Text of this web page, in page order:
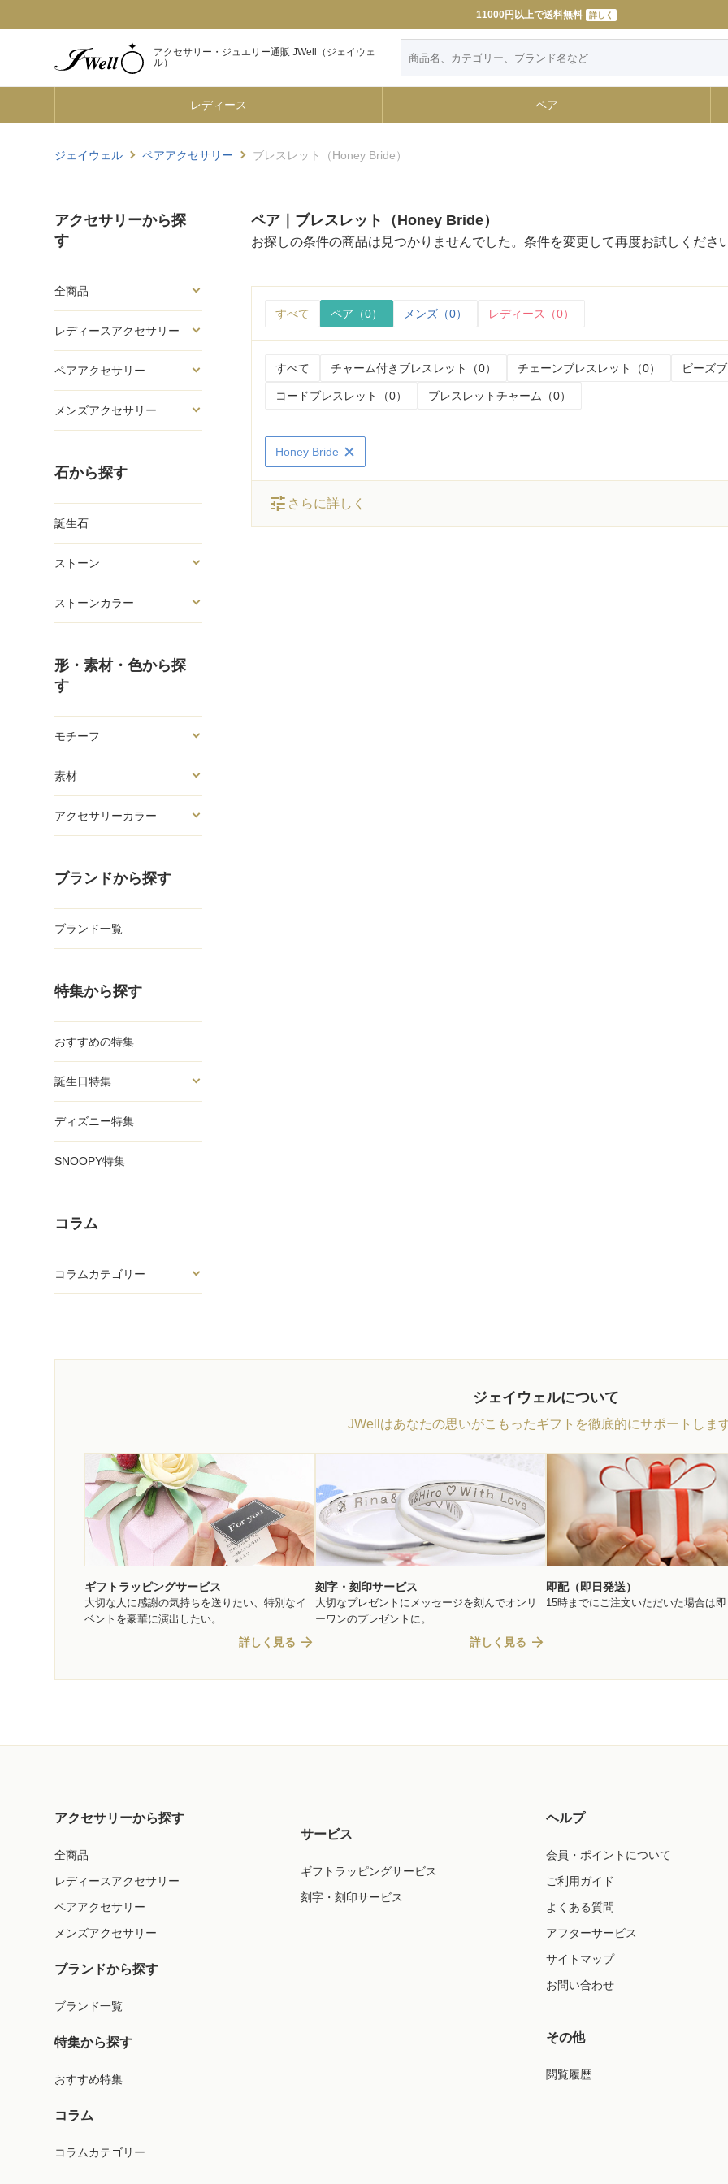
11000円以上で送料無料 詳しく
アクセサリー・ジュエリー通販 JWell（ジェイウェ
ル）
レディース ペア
ジェイウェル ペアアクセサリー ブレスレット（Honey Bride）
アクセサリーから探
す
全商品
レディースアクセサリー
ペアアクセサリー
メンズアクセサリー
石から探す
誕生石
ストーン
ストーンカラー
形・素材・色から探
す
モチーフ
素材
アクセサリーカラー
ブランドから探す
ブランド一覧
特集から探す
おすすめの特集
誕生日特集
ディズニー特集
SNOOPY特集
コラム
コラムカテゴリー
ペア｜ブレスレット（Honey Bride）
お探しの条件の商品は見つかりませんでした。条件を変更して再度お試しくださ
すべて ペア（0） メンズ（0） レディース（0）
すべて チャーム付きブレスレット（0） チェーンブレスレット（0） ビーズ
コードブレスレット（0） ブレスレットチャーム（0）
Honey Bride
tune さらに詳しく
ジェイウェルについて
JWellはあなたの思いがこもったギフトを徹底的にサポートしま
ギフトラッピングサービス
大切な人に感謝の気持ちを送りたい、特別なイ
ベントを豪華に演出したい。
詳しく見る arrow_forward
刻字・刻印サービス
大切なプレゼントにメッセージを刻んでオンリ
ーワンのプレゼントに。
詳しく見る arrow_forward
即配（即日発送）
15時までにご注文いただいた場合は
アクセサリーから探す
全商品
レディースアクセサリー
ペアアクセサリー
メンズアクセサリー
ブランドから探す
ブランド一覧
特集から探す
おすすめ特集
コラム
コラムカテゴリー
サービス
ギフトラッピングサービス
刻字・刻印サービス
ヘルプ
会員・ポイントについて
ご利用ガイド
よくある質問
アフターサービス
サイトマップ
お問い合わせ
その他
閲覧履歴